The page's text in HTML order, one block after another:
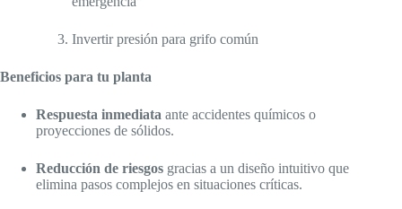
Invertir presión para grifo común
Beneficios para tu planta
Respuesta inmediata ante accidentes químicos o
proyecciones de sólidos.
Reducción de riesgos gracias a un diseño intuitivo que
elimina pasos complejos en situaciones críticas.